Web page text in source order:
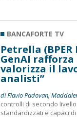
BANCAFORTE TV
Petrella (BPER
GenAI
valorizza il
analisti”
di Flavio Padovan,
controlli di secondo
standardizzati e capaci di